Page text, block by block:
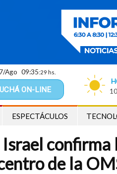
ON-LINE
Ago 09:35:30 hs.
ESPECTÁCULOS
confirma
de la